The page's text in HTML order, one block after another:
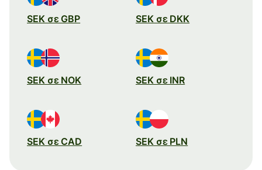
SEK σε GBP SEK σε DKK
SEK σε NOK SEK σε INR
SEK σε CAD SEK σε PLN